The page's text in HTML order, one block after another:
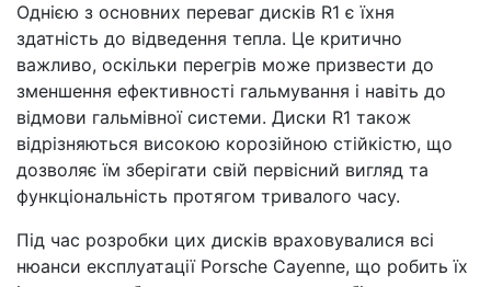
Однією з основних переваг дисків R1 є їхня
здатність до відведення тепла. Це критично
важливо, оскільки перегрів може призвести до
зменшення ефективності гальмування і навіть до
відмови гальмівної системи. Диски R1 також
відрізняються високою корозійною стійкістю, що
дозволяє їм зберігати свій первісний вигляд та
функціональність протягом тривалого часу.
Під час розробки цих дисків враховувалися всі
нюанси експлуатації Porsche Cayenne, що робить їх